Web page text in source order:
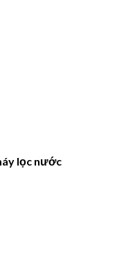
lọc nước